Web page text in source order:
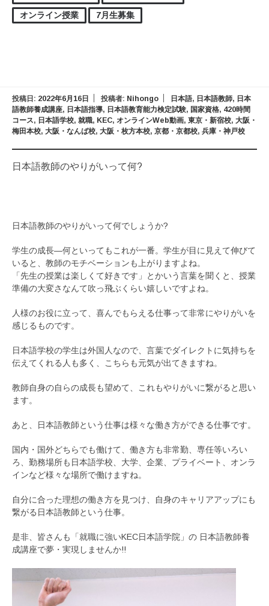
オンライン授業
7月生募集
投稿日: 2022年6月16日 投稿者: Nihongo 日本語, 日本語教師, 日本
語教師養成講座, 日本語指導, 日本語教育能力検定試験, 国家資格, 420時間
コース, 日本語学校, 就職, KEC, オンラインWeb動画, 東京・新宿校, 大阪・
梅田本校, 大阪・なんば校, 大阪・枚方本校, 京都・京都校, 兵庫・神戸校
日本語教師のやりがいって何?
日本語教師のやりがいって何でしょうか?
学生の成長―何といってもこれが一番。学生が目に見えて伸びて
いると、教師のモチベーションも上がりますよね。
「先生の授業は楽しくて好きです」とかいう言葉を聞くと、授業
準備の大変さなんて吹っ飛ぶくらい嬉しいですよね。
人様のお役に立って、喜んでもらえる仕事って非常にやりがいを
感じるものです。
日本語学校の学生は外国人なので、言葉でダイレクトに気持ちを
伝えてくれる人も多く、こちらも元気が出てきますね。
教師自身の自らの成長も望めて、これもやりがいに繋がると思い
ます。
あと、日本語教師という仕事は様々な働き方ができる仕事です。
国内・国外どちらでも働けて、働き方も非常勤、専任等いろい
ろ、勤務場所も日本語学校、大学、企業、プライベート、オンラ
インなど様々な場所で働けますね。
自分に合った理想の働き方を見つけ、自身のキャリアアップにも
繋がる日本語教師という仕事。
是非、皆さんも「就職に強いKEC日本語学院」の 日本語教師養
成講座で夢・実現しませんか!!